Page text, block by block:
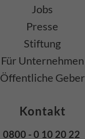
Jobs
Presse
Stiftung
Für Unternehmen
Öffentliche Geber
Kontakt
0800 - 0 10 20 22